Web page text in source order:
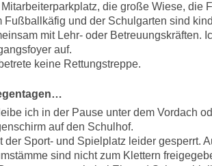
Mitarbeiterparkplatz, die große Wiese, die
Fußballkäfig und der Schulgarten sind
mit Lehr- oder Betreuungskräften.
auf.
keine Rettungstreppe.
ich in der Pause unter dem Vordach
auf den Schulhof.
der Sport- und Spielplatz leider gesperrt.
sind nicht zum Klettern